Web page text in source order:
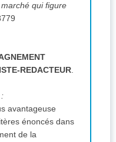
qui figure
REDACTEUR.
avantageuse
énoncés dans
de la